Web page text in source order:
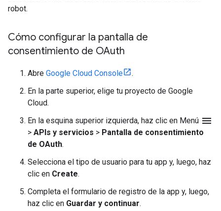
robot.
Cómo configurar la pantalla de
consentimiento de OAuth
Abre Google Cloud Console
.
En la parte superior, elige tu proyecto de Google
Cloud.
En la esquina superior izquierda, haz clic en Menú menu
> APIs y servicios > Pantalla de consentimiento
de OAuth.
Selecciona el tipo de usuario para tu app y, luego, haz
clic en Create.
Completa el formulario de registro de la app y, luego,
haz clic en Guardar y continuar.